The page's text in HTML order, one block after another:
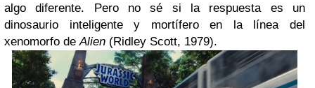
algo diferente. Pero no sé si la respuesta es un
dinosaurio inteligente y mortífero en la línea del
xenomorfo deAlien (Ridley Scott, 1979).